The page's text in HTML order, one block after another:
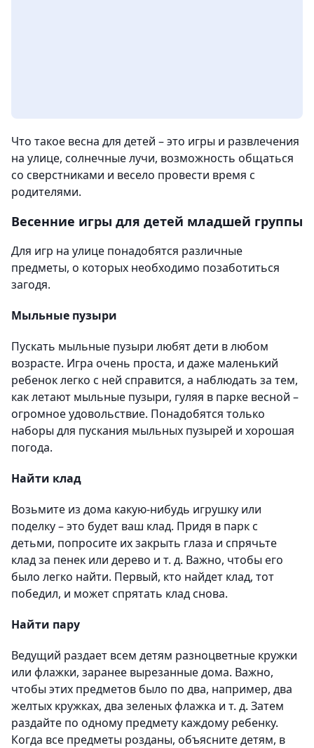
Что такое весна для детей – это игры и развлечения
на улице, солнечные лучи, возможность общаться
со сверстниками и весело провести время с
родителями.
Весенние игры для детей младшей группы
Для игр на улице понадобятся различные
предметы, о которых необходимо позаботиться
загодя.
Мыльные пузыри
Пускать мыльные пузыри любят дети в любом
возрасте. Игра очень проста, и даже маленький
ребенок легко с ней справится, а наблюдать за тем,
как летают мыльные пузыри, гуляя в парке весной –
огромное удовольствие. Понадобятся только
наборы для пускания мыльных пузырей и хорошая
погода.
Найти клад
Возьмите из дома какую-нибудь игрушку или
поделку – это будет ваш клад. Придя в парк с
детьми, попросите их закрыть глаза и спрячьте
клад за пенек или дерево и т. д. Важно, чтобы его
было легко найти. Первый, кто найдет клад, тот
победил, и может спрятать клад снова.
Найти пару
Ведущий раздает всем детям разноцветные кружки
или флажки, заранее вырезанные дома. Важно,
чтобы этих предметов было по два, например, два
желтых кружках, два зеленых флажка и т. д. Затем
раздайте по одному предмету каждому ребенку.
Когда все предметы розданы, объясните детям, в